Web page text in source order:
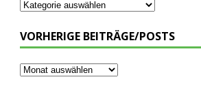
VORHERIGE BEITRÄGE/POSTS